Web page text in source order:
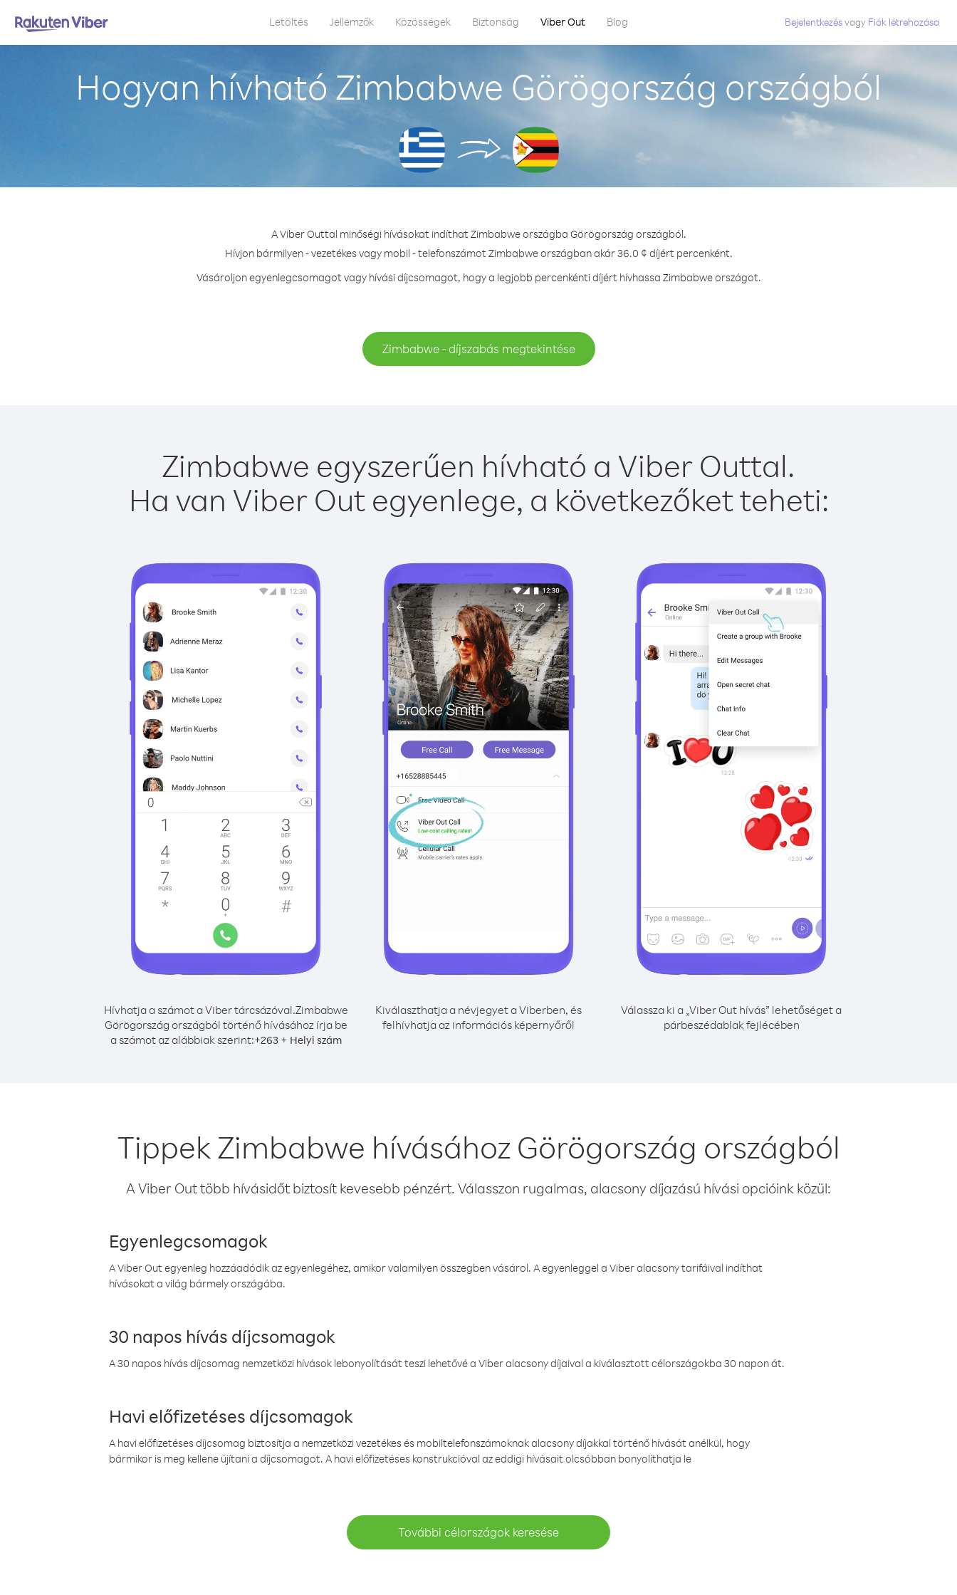
Letöltés Jellemzők Közösségek Biztonság Viber Out Blog Bejelentkezésvagy Fiók létrehozása
Hogyan hívható Zimbabwe Görögország országból
A Viber Outtal minőségi hívásokat indíthat Zimbabwe országba Görögország országból.
Hívjon bármilyen - vezetékes vagy mobil - telefonszámot Zimbabwe országban akár 36.0 ¢ díjért percenként.
Vásároljon egyenlegcsomagot vagy hívási díjcsomagot, hogy a legjobb percenkénti díjért hívhassa Zimbabwe országot.
Zimbabwe - díjszabás megtekintése
Zimbabwe egyszerűen hívható a Viber Outtal.
Ha van Viber Out egyenlege, a következőket teheti:
Hívhatja a számot a Viber tárcsázóval.Zimbabwe
Görögország országból történő hívásához írja be
a számot az alábbiak szerint:+263+ Helyi szám
Kiválaszthatja a névjegyet a Viberben, és
felhívhatja az információs képernyőről
Válassza ki a „Viber Out hívás” lehetőséget a
párbeszédablak fejlécében
Tippek Zimbabwe hívásához Görögország országból
A Viber Out több hívásidőt biztosít kevesebb pénzért. Válasszon rugalmas, alacsony díjazású hívási opcióink közül:
Egyenlegcsomagok
A Viber Out egyenleg hozzáadódik az egyenlegéhez, amikor valamilyen összegben vásárol. A egyenleggel a Viber alacsony tarifáival indíthat
hívásokat a világ bármely országába.
30 napos hívás díjcsomagok
A 30 napos hívás díjcsomag nemzetközi hívások lebonyolítását teszi lehetővé a Viber alacsony díjaival a kiválasztott célországokba 30 napon át.
Havi előfizetéses díjcsomagok
A havi előfizetéses díjcsomag biztosítja a nemzetközi vezetékes és mobiltelefonszámoknak alacsony díjakkal történő hívását anélkül, hogy
bármikor is meg kellene újítani a díjcsomagot. A havi előfizetéses konstrukcióval az eddigi hívásait olcsóbban bonyolíthatja le
További célországok keresése